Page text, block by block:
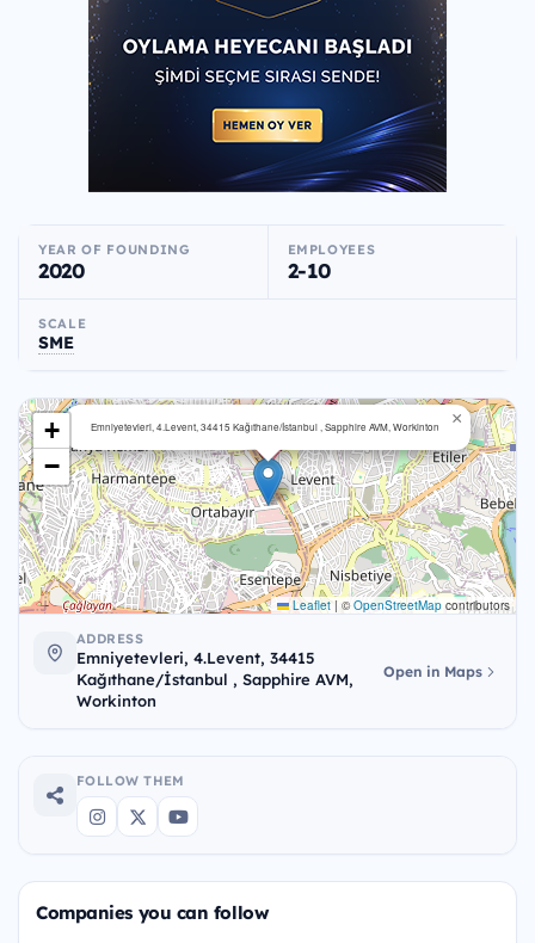
YEAR OF FOUNDING
2020
EMPLOYEES
2-10
SCALE
SME
Emniyetevleri, 4.Levent, 34415 Kağıthane/İstanbul , Sapphire AVM, Workinton ×
+
−
Leaflet | ©OpenStreetMap contributors
ADDRESS
Emniyetevleri, 4.Levent, 34415
Kağıthane/İstanbul , Sapphire AVM,
Workinton
Open in Maps
FOLLOW THEM
Companies you can follow